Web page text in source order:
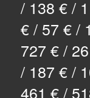
/ 138 € /
€ / 57 € /
727 € /
/ 187 € /
461 € /